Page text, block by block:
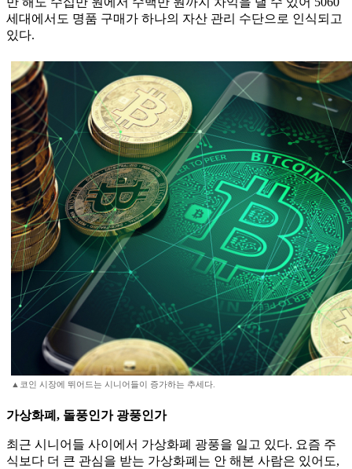
세대에서도 명품 구매가 하나의 자산 관리 수단으로 인식되고
있다.
▲코인 시장에 뛰어드는 시니어들이 증가하는 추세다.
가상화폐, 돌풍인가 광풍인가
최근 시니어들 사이에서 가상화폐 광풍을 일고 있다. 요즘 주
식보다 더 큰 관심을 받는 가상화폐는 안 해본 사람은 있어도,